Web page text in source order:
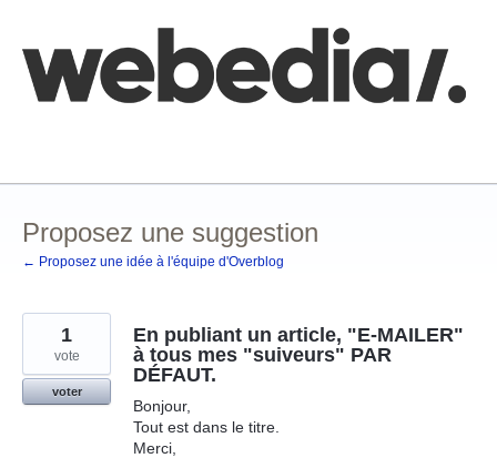
contenu
Proposez une suggestion
← Proposez une idée à l'équipe d'Overblog
En publiant un article, "E-MAILER"
à tous mes "suiveurs" PAR
DÉFAUT.
Bonjour,
Tout est dans le titre.
Merci,
1
vote
voter